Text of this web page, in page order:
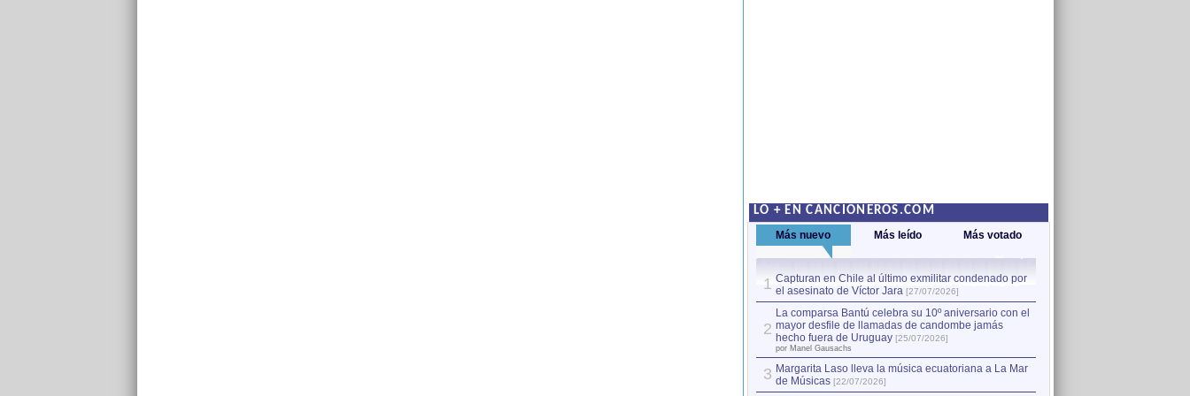
LO + EN CANCIONEROS.COM
Más nuevo Más leído Más votado
1 Capturan en Chile al último exmilitar condenado por
el asesinato de Víctor Jara [27/07/2026]
2
La comparsa Bantú celebra su 10º aniversario con el
mayor desfile de llamadas de candombe jamás
hecho fuera de Uruguay [25/07/2026]
por Manel Gausachs
3 Margarita Laso lleva la música ecuatoriana a La Mar
de Músicas [22/07/2026]